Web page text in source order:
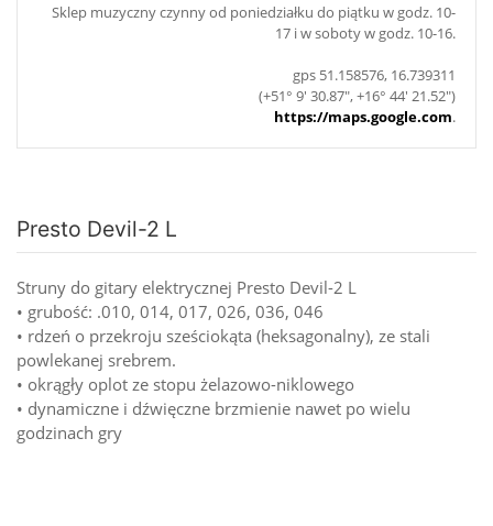
Sklep muzyczny czynny od poniedziałku do piątku w godz. 10-
17 i w soboty w godz. 10-16.
gps 51.158576, 16.739311
(+51° 9' 30.87", +16° 44' 21.52")
https://maps.google.com.
Presto Devil-2 L
Struny do gitary elektrycznej Presto Devil-2 L
• grubość: .010, 014, 017, 026, 036, 046
• rdzeń o przekroju sześciokąta (heksagonalny), ze stali
powlekanej srebrem.
• okrągły oplot ze stopu żelazowo-niklowego
• dynamiczne i dźwięczne brzmienie nawet po wielu
godzinach gry